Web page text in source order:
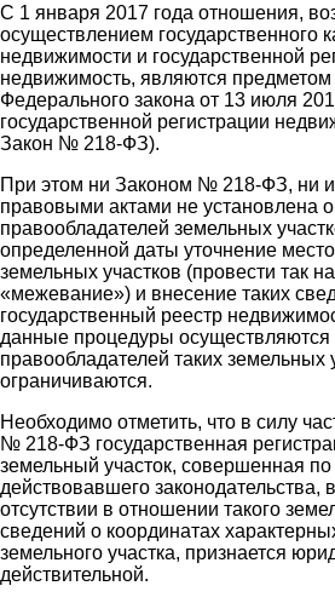
С 1 января 2017 года отношения,
осуществлением государственного
недвижимости и государственной
недвижимость, являются предметом
Федерального закона от 13 июля
государственной регистрации
Закон № 218-ФЗ).
При этом ни Законом № 218-ФЗ, ни
правовыми актами не установлена
правообладателей земельных
определенной даты уточнение
земельных участков (провести так
«межевание») и внесение таких
государственный реестр
данные процедуры
правообладателей таких земельных
ограничиваются.
Необходимо отметить, что в силу
№ 218-ФЗ государственная
земельный участок, совершенная
действовавшего законодательства,
отсутствии в отношении такого
сведений о координатах
земельного участка, признается
действительной.